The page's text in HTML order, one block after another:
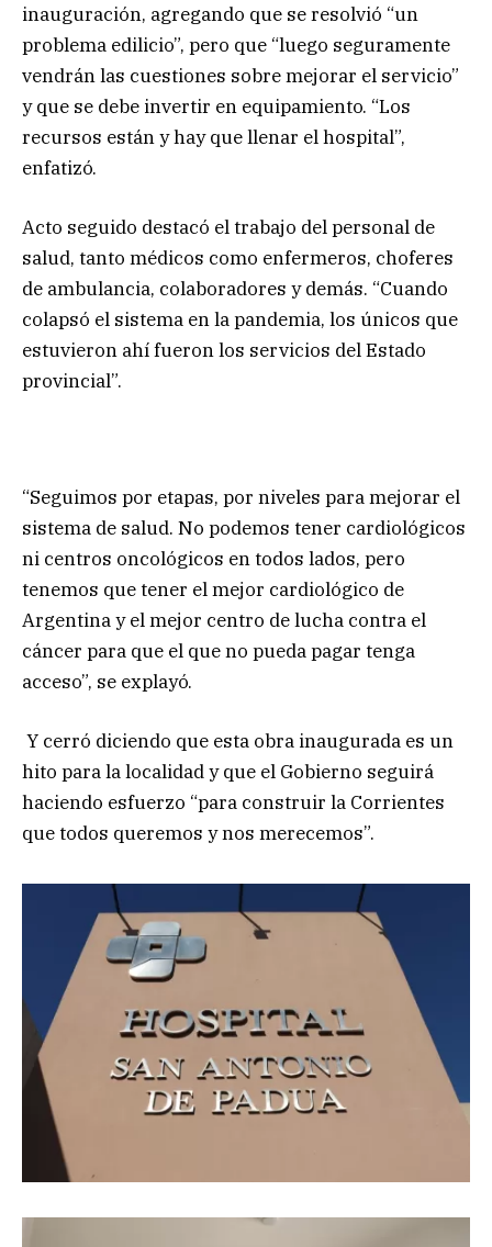
inauguración, agregando que se resolvió “un
problema edilicio”, pero que “luego seguramente
vendrán las cuestiones sobre mejorar el servicio”
y que se debe invertir en equipamiento. “Los
recursos están y hay que llenar el hospital”,
enfatizó.
Acto seguido destacó el trabajo del personal de
salud, tanto médicos como enfermeros, choferes
de ambulancia, colaboradores y demás. “Cuando
colapsó el sistema en la pandemia, los únicos que
estuvieron ahí fueron los servicios del Estado
provincial”.
“Seguimos por etapas, por niveles para mejorar el
sistema de salud. No podemos tener cardiológicos
ni centros oncológicos en todos lados, pero
tenemos que tener el mejor cardiológico de
Argentina y el mejor centro de lucha contra el
cáncer para que el que no pueda pagar tenga
acceso”, se explayó.
Y cerró diciendo que esta obra inaugurada es un
hito para la localidad y que el Gobierno seguirá
haciendo esfuerzo “para construir la Corrientes
que todos queremos y nos merecemos”.